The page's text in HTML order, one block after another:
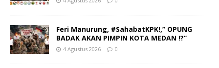
Feri Manurung, #SahabatKPK!,” OPUNG
BADAK AKAN PIMPIN KOTA MEDAN !?”
4 Agustus 2026 0